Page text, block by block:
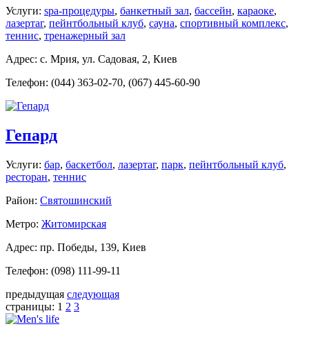
Услуги: spa-процедуры, банкетный зал, бассейн, караоке,
лазертаг, пейнтбольный клуб, сауна, спортивный комплекс,
теннис, тренажерный зал
Адрес: с. Мрия, ул. Садовая, 2, Киев
Телефон: (044) 363-02-70, (067) 445-60-90
Гепард
Услуги: бар, баскетбол, лазертаг, парк, пейнтбольный клуб,
ресторан, теннис
Район: Святошинский
Метро: Житомирская
Адрес: пр. Победы, 139, Киев
Телефон: (098) 111-99-11
предыдущая следующая
страницы: 1 2 3